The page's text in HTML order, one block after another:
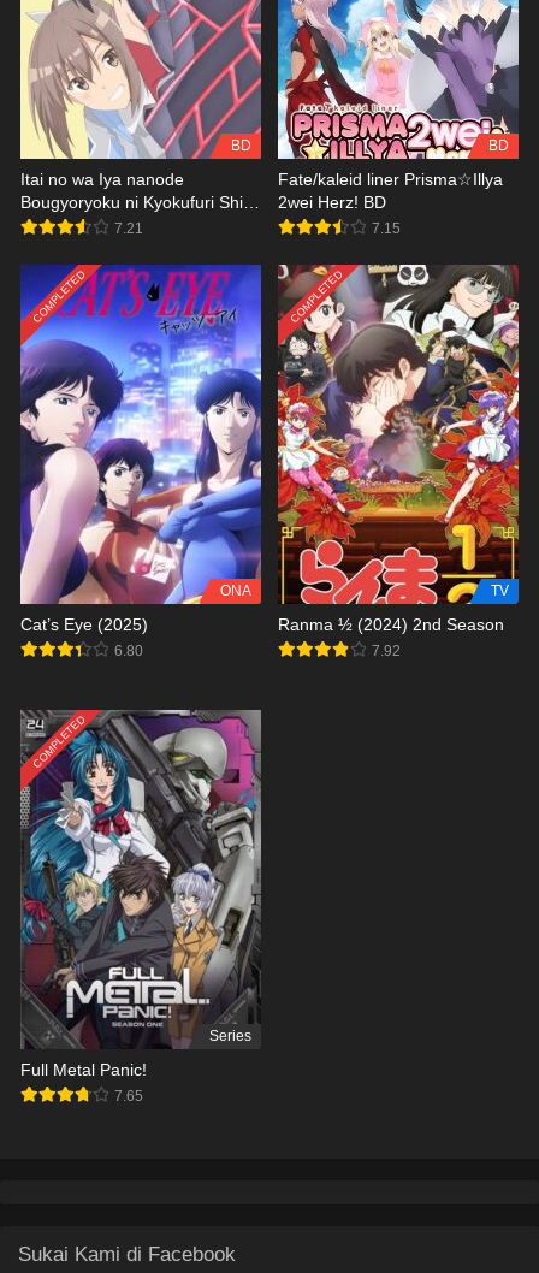
BD
Itai no wa Iya nanode
Bougyoryoku ni Kyokufuri Shitai
to Omoimasu. Season 2 BD
7.21
BD
Fate/kaleid liner Prisma☆Illya
2wei Herz! BD
7.15
COMPLETED
ONA
Cat’s Eye (2025)
6.80
COMPLETED
TV
Ranma ½ (2024) 2nd Season
7.92
COMPLETED
Series
Full Metal Panic!
7.65
Sukai Kami di Facebook